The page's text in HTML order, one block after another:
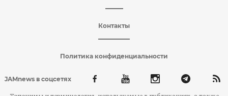
Контакты
Политика конфиденциальности
JAMnews в соцсетях